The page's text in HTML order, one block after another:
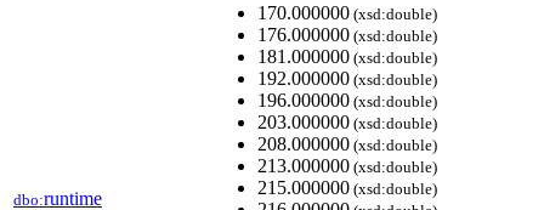
dbo:runtime
170.000000 (xsd:double)
176.000000 (xsd:double)
181.000000 (xsd:double)
192.000000 (xsd:double)
196.000000 (xsd:double)
203.000000 (xsd:double)
208.000000 (xsd:double)
213.000000 (xsd:double)
215.000000 (xsd:double)